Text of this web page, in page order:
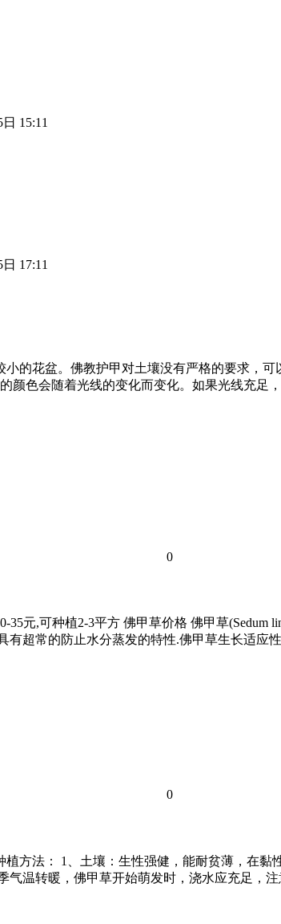
15:11
17:11
的花盆。佛教护甲对土壤没有严格的要求，
颜色会随着光线的变化而变化。如果光线充足
0
元,可种植2-3平方 佛甲草价格 佛甲草
有超常的防止水分蒸发的特性.佛甲草生长适
0
方法： 1、土壤：生性强健，能耐贫薄，在
气温转暖，佛甲草开始萌发时，浇水应充足，